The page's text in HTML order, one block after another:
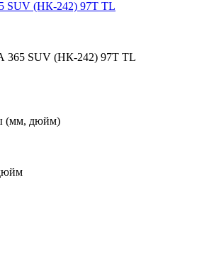
SUV (НК-242) 97T TL
(мм, дюйм)